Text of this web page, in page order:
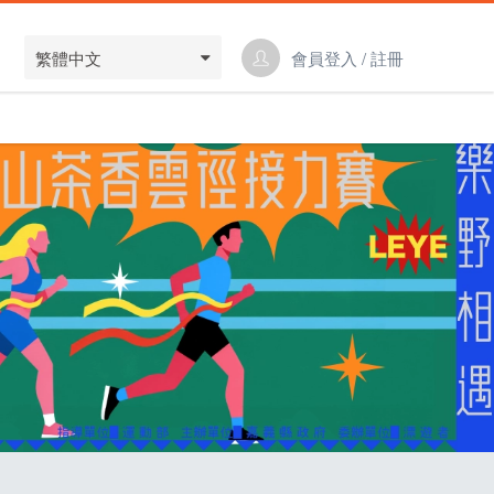
繁體中文 會員登入 / 註冊